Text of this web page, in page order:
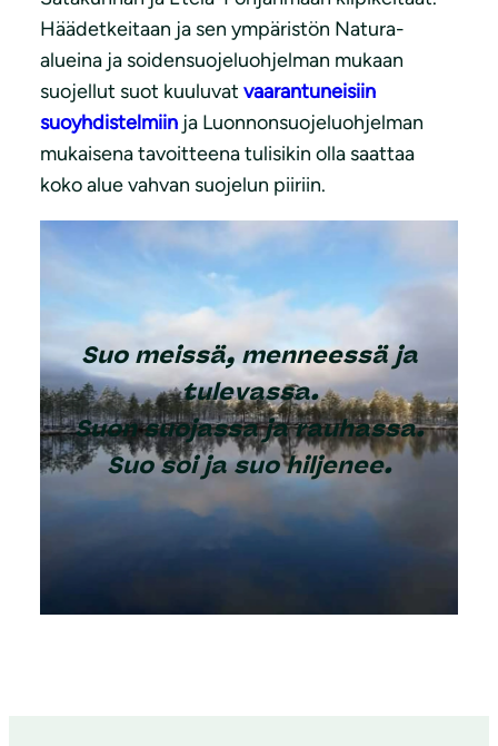
Häädetkeitaan ja sen ympäristön Natura-
alueina ja soidensuojeluohjelman mukaan
suojellut suot kuuluvat vaarantuneisiin
suoyhdistelmiin ja Luonnonsuojeluohjelman
mukaisena tavoitteena tulisikin olla saattaa
koko alue vahvan suojelun piiriin.
Suo meissä, menneessä ja
tulevassa.
Suon suojassa ja rauhassa.
Suo soi ja suo hiljenee.